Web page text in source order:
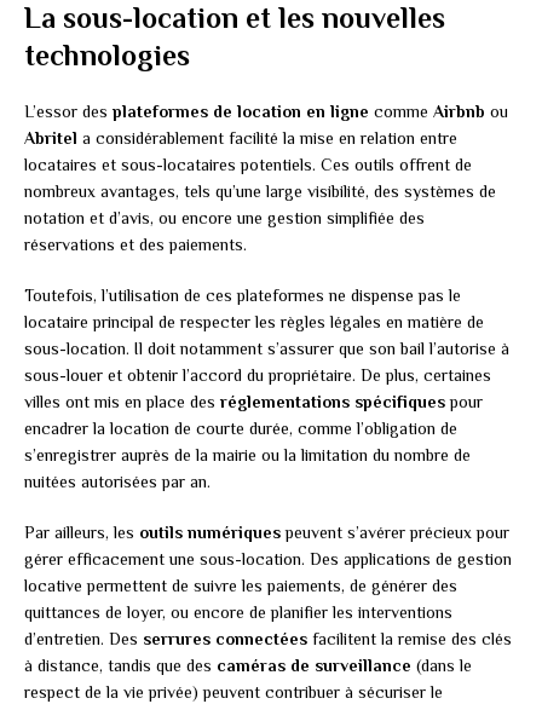
La sous-location et les nouvelles
technologies
L’essor des plateformes de location en ligne comme Airbnb ou
Abritel a considérablement facilité la mise en relation entre
locataires et sous-locataires potentiels. Ces outils offrent de
nombreux avantages, tels qu’une large visibilité, des systèmes de
notation et d’avis, ou encore une gestion simplifiée des
réservations et des paiements.
Toutefois, l’utilisation de ces plateformes ne dispense pas le
locataire principal de respecter les règles légales en matière de
sous-location. Il doit notamment s’assurer que son bail l’autorise à
sous-louer et obtenir l’accord du propriétaire. De plus, certaines
villes ont mis en place des réglementations spécifiquespour
encadrer la location de courte durée, comme l’obligation de
s’enregistrer auprès de la mairie ou la limitation du nombre de
nuitées autorisées par an.
Par ailleurs, les outils numériquespeuvent s’avérer précieux pour
gérer efficacement une sous-location. Des applications de gestion
locative permettent de suivre les paiements, de générer des
quittances de loyer, ou encore de planifier les interventions
d’entretien. Des serrures connectées facilitent la remise des clés
à distance, tandis que des caméras de surveillance (dans le
respect de la vie privée) peuvent contribuer à sécuriser le